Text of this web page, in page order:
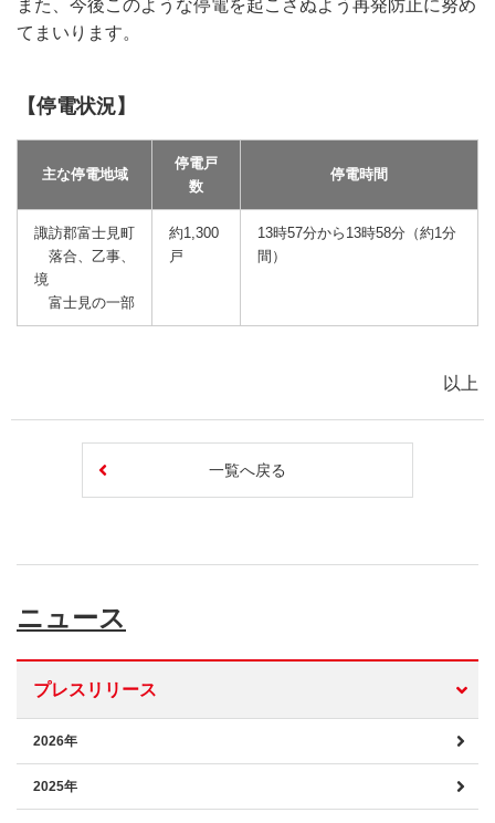
また、今後このような停電を起こさぬよう再発防止に努め
てまいります。
【停電状況】
主な停電地域
停電戸
数
停電時間
諏訪郡富士見町
落合、乙事、
境
富士見の一部
約1,300
戸
13時57分から13時58分（約1分
間）
以上
一覧へ戻る
ニュース
プレスリリース
2026年
2025年